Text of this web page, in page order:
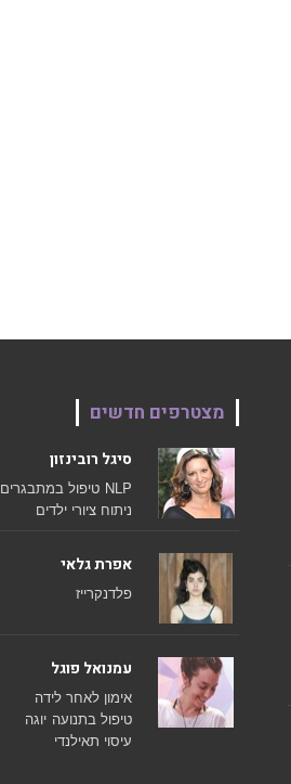
מצטרפים חדשים
סיגל רובינזון
NLP טיפול במתבגרים
ניתוח ציורי ילדים
אפרת גלאי
פלדנקרייז
עמנואל פוגל
אימון לאחר לידה
טיפול בתנועה יוגה
עיסוי תאילנדי